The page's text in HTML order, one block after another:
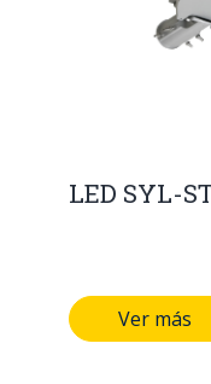
LED SYL-
Ver más